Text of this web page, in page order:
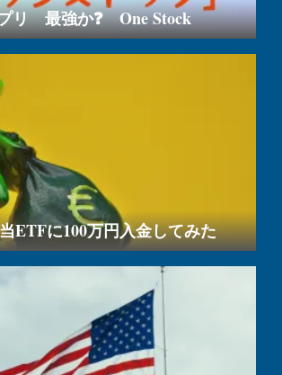
リ 最強か❓ One Stock
に100万円入金してみた